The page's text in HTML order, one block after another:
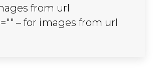
from url
– for images from url